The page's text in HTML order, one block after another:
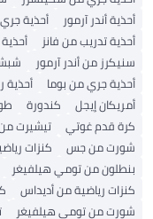
أحذية أندر آرمور
أحذية
أحذية تدريب من فانز
سنيكرز من أندر آرمور
أحذية جري من بوما
أحذية
أمريكان إيجل
كندورة
كرة قدم غوتي
تيشيرت
شورت من جس
كنزات
بنطلون من تومي هيلفيغر
كنزات رياضية من أديداس
شورت من تومي هيلفيغر